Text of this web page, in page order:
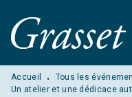
MENU
PIED DE PAGE
Accueil • Tous les
Un atelier et une dédicace